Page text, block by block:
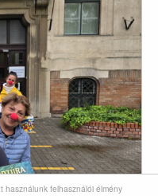
használunk felhasználói élmény